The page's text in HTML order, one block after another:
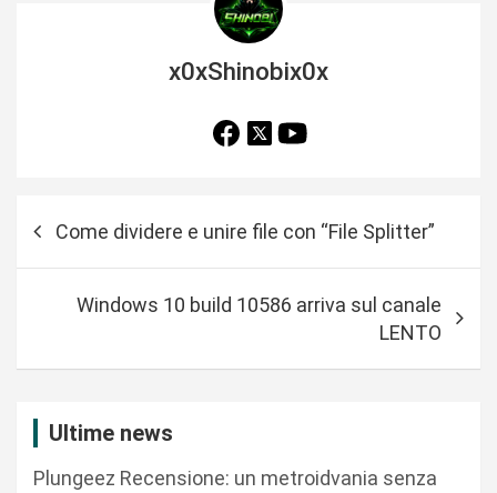
x0xShinobix0x
Come dividere e unire file con “File Splitter”
Windows 10 build 10586 arriva sul canale
LENTO
Ultime news
Plungeez Recensione: un metroidvania senza